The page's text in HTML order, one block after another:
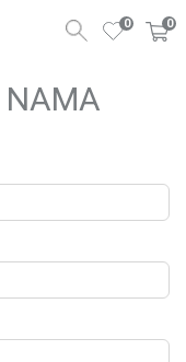
0
0
NAMA